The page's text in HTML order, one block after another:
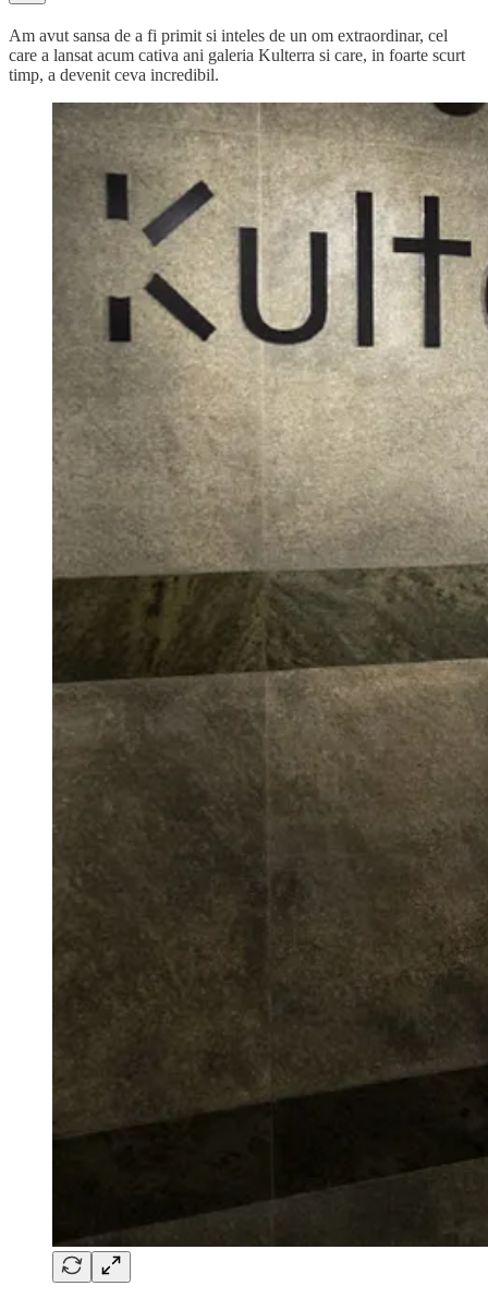
Am avut sansa de a fi primit si inteles de un om extraordinar, cel
care a lansat acum cativa ani galeria Kulterra si care, in foarte scurt
timp, a devenit ceva incredibil.